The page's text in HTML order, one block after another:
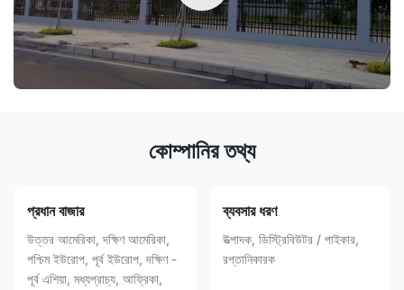
কোম্পানির তথ্য
প্রধান বাজার
উত্তর আমেরিকা, দক্ষিণ আমেরিকা,
পশ্চিম ইউরোপ, পূর্ব ইউরোপ, দক্ষিণ -
পূর্ব এশিয়া, মধ্যপ্রাচ্য, আফ্রিকা,
ব্যবসার ধরণ
উত্পাদক, ডিস্ট্রিবিউটর / পাইকার,
রপ্তানিকারক